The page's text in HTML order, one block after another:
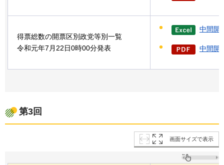
得票総数の開票区別政党等別一覧
令和元年7月22日0時00分発表
中間開
中間開
第3回
画面サイズで表示